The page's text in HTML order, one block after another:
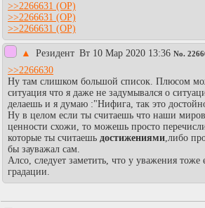
>>2266631
>>2266631
>>2266631
▲ Резидент Вт 10 Мар 2020 13:36 No.
>>2266630
Ну там слишком большой список. Плюсом
ситуация что я даже не задумывался о
делаешь и я думаю :"Нифига, так это
Ну в целом если ты считаешь что наши
ценности схожи, то можешь просто
которые ты считаешь достижениями,либо
бы зауважал сам.
Алсо, следует заметить, что у уважения тоже
градации.